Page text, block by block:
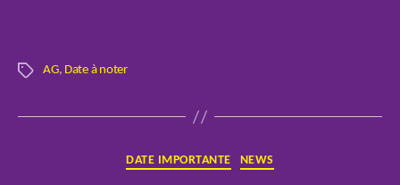
Étiquettes
AG, Date à noter
Catégories
DATE IMPORTANTE NEWS